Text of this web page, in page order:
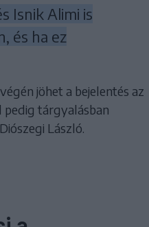
Isnik Alimi is
és ha ez
jöhet a bejelentés az
pedig tárgyalásban
László.